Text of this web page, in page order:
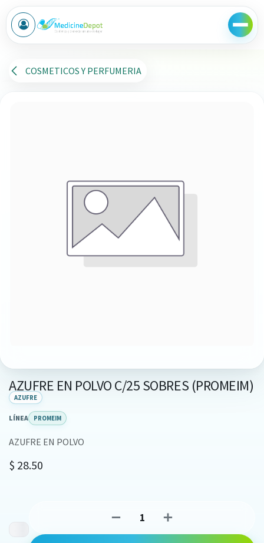
Ir al contenido
COSMETICOS Y PERFUMERIA
AZUFRE EN POLVO C/25 SOBRES (PROMEIM)
AZUFRE
LÍNEA PROMEIM
AZUFRE EN POLVO
$ 28.50